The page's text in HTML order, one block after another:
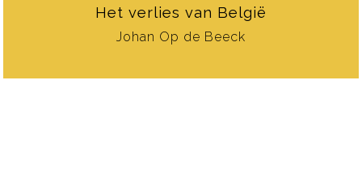
Het verlies van België
Johan Op de Beeck